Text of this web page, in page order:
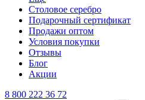
Столовое серебро
Подарочный сертификат
Продажи оптом
Условия покупки
Отзывы
Блог
Акции
8 800 222 36 72